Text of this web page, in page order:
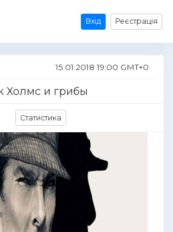
Вхід Реєстрація
15.01.2018 19:00 GMT+0
Холмс и грибы
Статистика